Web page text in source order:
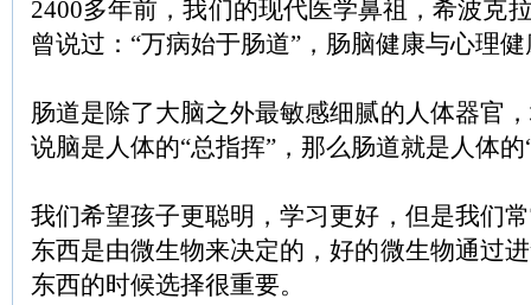
2400多年前，我们的现代医学鼻祖，希波克
曾说过：“万病始于肠道”，肠脑健康与心理
肠道是除了大脑之外最敏感细腻的人体器官
说脑是人体的“总指挥”，那么肠道就是人体的
我们希望孩子更聪明，学习更好，但是我们
东西是由微生物来决定的，好的微生物通过
东西的时候选择很重要。